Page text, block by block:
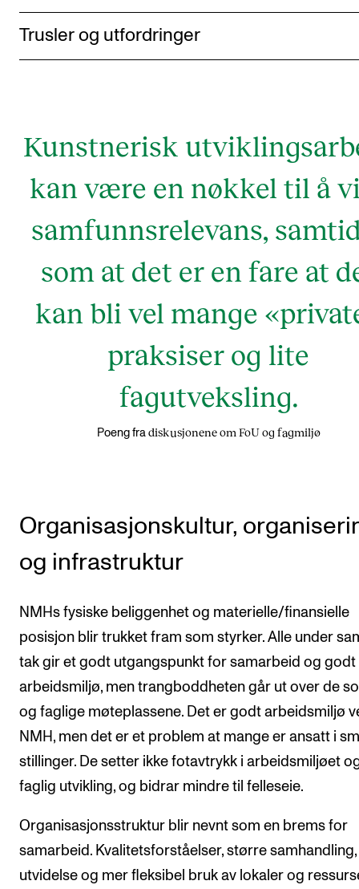
Trusler og utfordringer
Kunstnerisk
kan være en nøkkel til å
samfunnsrelevans,
som at det er en fare at
kan bli vel mange
praksiser og lite
fagutveksling.
Poeng fra diskusjonene om FoU og fagmiljø
Organisasjonskultur,
og infrastruktur
NMHs fysiske beliggenhet og materielle/finansielle
posisjon blir trukket fram som styrker. Alle under
tak gir et godt utgangspunkt for samarbeid og godt
arbeidsmiljø, men trangboddheten går ut over de
og faglige møteplassene. Det er godt arbeidsmiljø
NMH, men det er et problem at mange er ansatt i
stillinger. De setter ikke fotavtrykk i arbeidsmiljøet
faglig utvikling, og bidrar mindre til felleseie.
Organisasjonsstruktur blir nevnt som en brems for
samarbeid. Kvalitetsforståelser, større samhandling,
utvidelse og mer fleksibel bruk av lokaler og